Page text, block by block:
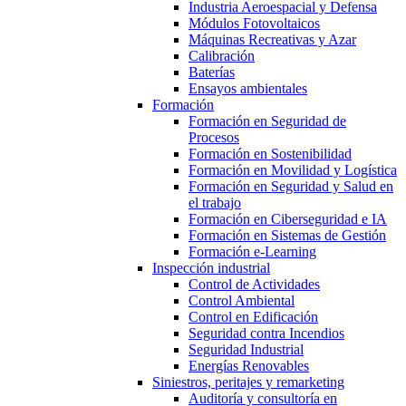
Industria Aeroespacial y Defensa
Módulos Fotovoltaicos
Máquinas Recreativas y Azar
Calibración
Baterías
Ensayos ambientales
Formación
Formación en Seguridad de
Procesos
Formación en Sostenibilidad
Formación en Movilidad y Logística
Formación en Seguridad y Salud en
el trabajo
Formación en Ciberseguridad e IA
Formación en Sistemas de Gestión
Formación e-Learning
Inspección industrial
Control de Actividades
Control Ambiental
Control en Edificación
Seguridad contra Incendios
Seguridad Industrial
Energías Renovables
Siniestros, peritajes y remarketing
Auditoría y consultoría en